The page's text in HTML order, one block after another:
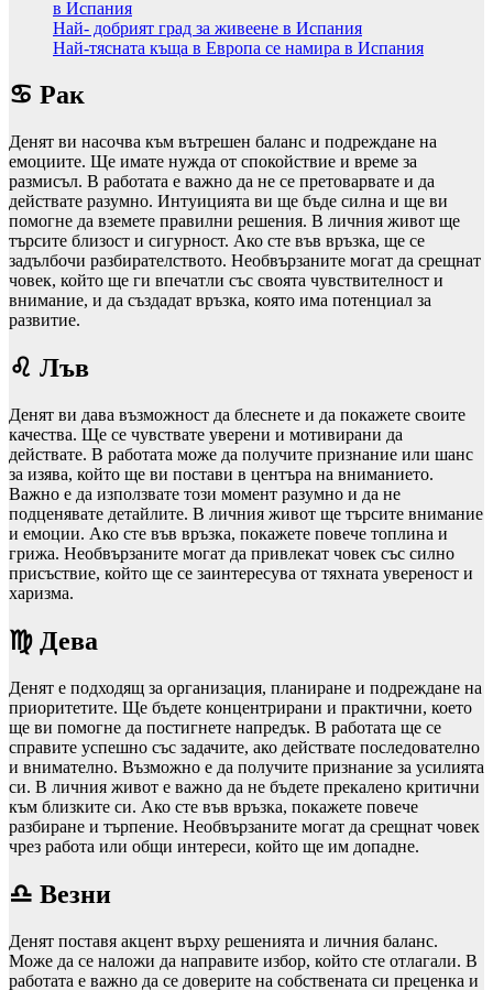
в Испания
Най- добрият град за живеене в Испания
Най-тясната къща в Европа се намира в Испания
♋ Рак
Денят ви насочва към вътрешен баланс и подреждане на
емоциите. Ще имате нужда от спокойствие и време за
размисъл. В работата е важно да не се претоварвате и да
действате разумно. Интуицията ви ще бъде силна и ще ви
помогне да вземете правилни решения. В личния живот ще
търсите близост и сигурност. Ако сте във връзка, ще се
задълбочи разбирателството. Необвързаните могат да срещнат
човек, който ще ги впечатли със своята чувствителност и
внимание, и да създадат връзка, която има потенциал за
развитие.
♌ Лъв
Денят ви дава възможност да блеснете и да покажете своите
качества. Ще се чувствате уверени и мотивирани да
действате. В работата може да получите признание или шанс
за изява, който ще ви постави в центъра на вниманието.
Важно е да използвате този момент разумно и да не
подценявате детайлите. В личния живот ще търсите внимание
и емоции. Ако сте във връзка, покажете повече топлина и
грижа. Необвързаните могат да привлекат човек със силно
присъствие, който ще се заинтересува от тяхната увереност и
харизма.
♍ Дева
Денят е подходящ за организация, планиране и подреждане на
приоритетите. Ще бъдете концентрирани и практични, което
ще ви помогне да постигнете напредък. В работата ще се
справите успешно със задачите, ако действате последователно
и внимателно. Възможно е да получите признание за усилията
си. В личния живот е важно да не бъдете прекалено критични
към близките си. Ако сте във връзка, покажете повече
разбиране и търпение. Необвързаните могат да срещнат човек
чрез работа или общи интереси, който ще им допадне.
♎ Везни
Денят поставя акцент върху решенията и личния баланс.
Може да се наложи да направите избор, който сте отлагали. В
работата е важно да се доверите на собствената си преценка и